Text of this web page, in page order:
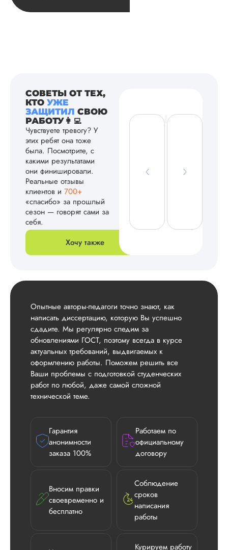
СОВЕТЫ ОТ ТЕХ,
КТО УЖЕ
ЗАЩИТИЛ СВОЮ
РАБОТУ👩‍💻
Чувствуете тревогу? У
этих ребят она тоже
была. Посмотрите, с
какими результатами
они финишировали.
Реальные отзывы
клиентов и 700+
«спасибо» за прошлый
сезон — говорят сами за
себя.
Хочу также
Опытные авторы-педагоги точно знают, как
написать диссертацию, которую Вы успешно
сдадите. Мы регулярно следим за
обновлениями ГОСТ, поэтому всегда в курсе
актуальных требований, выдвигаемых к
оформлению работы. Поможем решить все
Ваши проблемы с подготовкой студенческих
работ по любой, даже самой сложной
технической теме.
Гарантия
анонимности
заказа 100%
Работаем по
официальному
договору
Вносим правки
своевременно и
бесплатно
Соблюдение
сроков
написания
работы
Курируем работу